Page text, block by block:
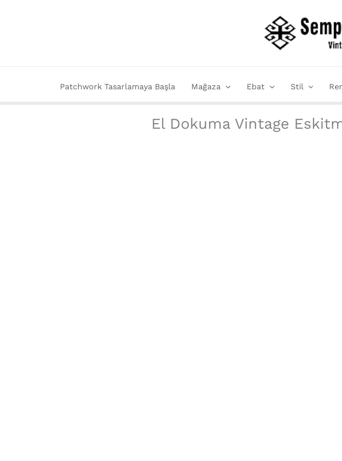
Patchwork Tasarlamaya Başla Mağaza Ebat Stil
El Dokuma Vintage